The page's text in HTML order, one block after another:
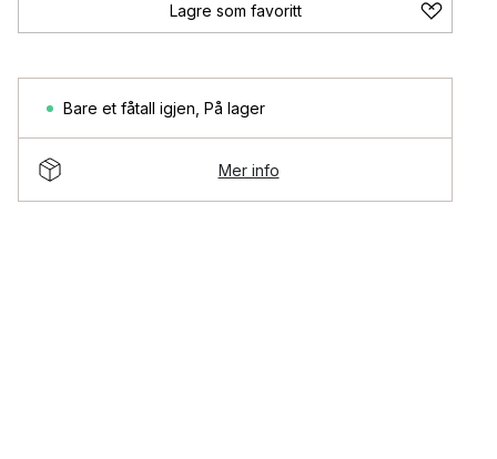
Lagre som favoritt
Bare et fåtall igjen På lager
Mer info